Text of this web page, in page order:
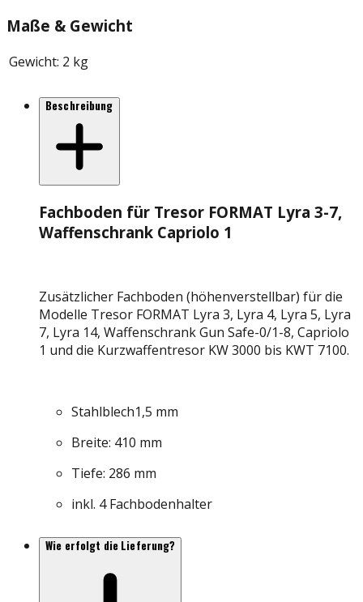
Maße & Gewicht
Gewicht: 2 kg
Beschreibung
Fachboden für Tresor FORMAT Lyra 3-7,
Waffenschrank Capriolo 1
Zusätzlicher Fachboden (höhenverstellbar) für die
Modelle Tresor FORMAT Lyra 3, Lyra 4, Lyra 5, Lyra
7, Lyra 14, Waffenschrank Gun Safe-0/1-8, Capriolo
1 und die Kurzwaffentresor KW 3000 bis KWT 7100.
Stahlblech1,5 mm
Breite: 410 mm
Tiefe: 286 mm
inkl. 4 Fachbodenhalter
Wie erfolgt die Lieferung?